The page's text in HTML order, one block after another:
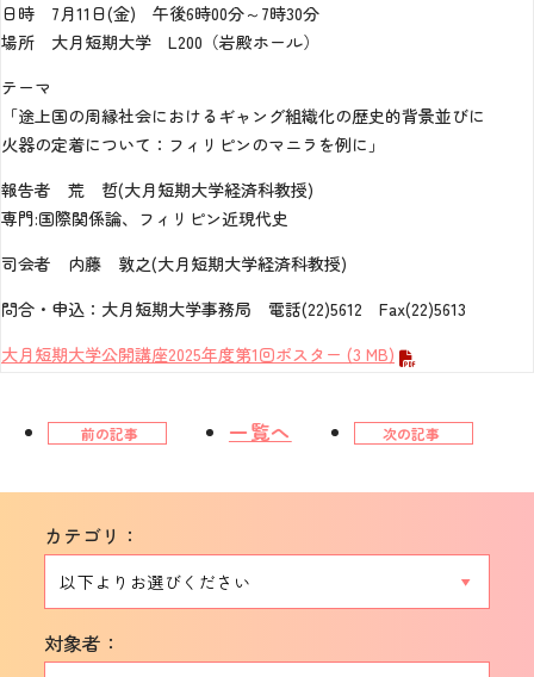
日時 7月11日(金) 午後6時00分～7時30分
場所 大月短期大学 L200（岩殿ホール）
テーマ
「途上国の周縁社会におけるギャング組織化の歴史的背景並びに
火器の定着について：フィリピンのマニラを例に」
報告者 荒 哲(大月短期大学経済科教授)
専門:国際関係論、フィリピン近現代史
司会者 内藤 敦之(大月短期大学経済科教授)
問合・申込：大月短期大学事務局 電話(22)5612 Fax(22)5613
大月短期大学公開講座2025年度第1回ポスター (3 MB)
前の記事 一覧へ 次の記事
カテゴリ：
対象者：